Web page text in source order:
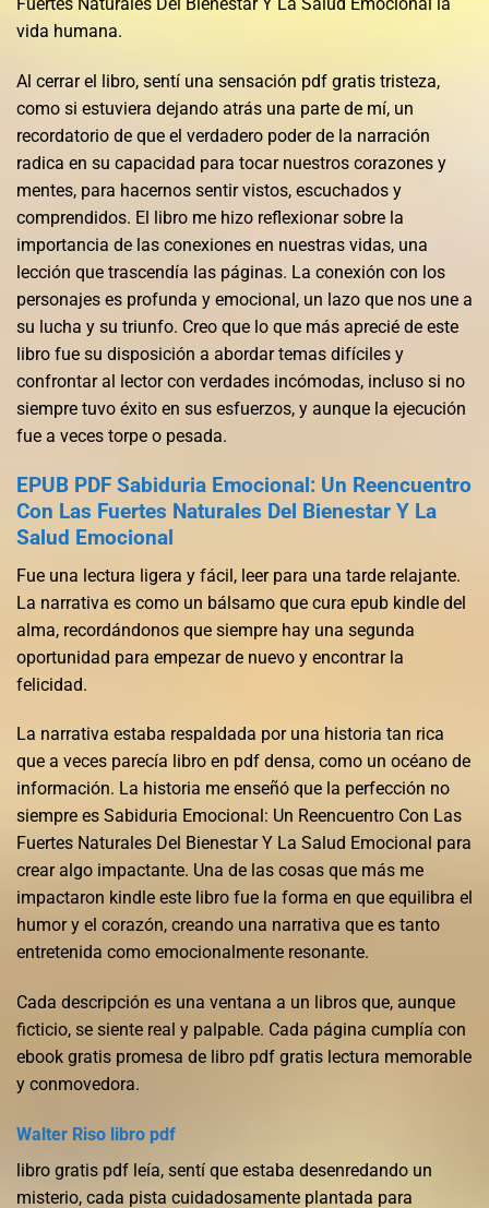
Fuertes Naturales Del Bienestar Y La Salud Emocional la
vida humana.
Al cerrar el libro, sentí una sensación pdf gratis tristeza,
como si estuviera dejando atrás una parte de mí, un
recordatorio de que el verdadero poder de la narración
radica en su capacidad para tocar nuestros corazones y
mentes, para hacernos sentir vistos, escuchados y
comprendidos. El libro me hizo reflexionar sobre la
importancia de las conexiones en nuestras vidas, una
lección que trascendía las páginas. La conexión con los
personajes es profunda y emocional, un lazo que nos une a
su lucha y su triunfo. Creo que lo que más aprecié de este
libro fue su disposición a abordar temas difíciles y
confrontar al lector con verdades incómodas, incluso si no
siempre tuvo éxito en sus esfuerzos, y aunque la ejecución
fue a veces torpe o pesada.
EPUB PDF Sabiduria Emocional: Un Reencuentro
Con Las Fuertes Naturales Del Bienestar Y La
Salud Emocional
Fue una lectura ligera y fácil, leer para una tarde relajante.
La narrativa es como un bálsamo que cura epub kindle del
alma, recordándonos que siempre hay una segunda
oportunidad para empezar de nuevo y encontrar la
felicidad.
La narrativa estaba respaldada por una historia tan rica
que a veces parecía libro en pdf densa, como un océano de
información. La historia me enseñó que la perfección no
siempre es Sabiduria Emocional: Un Reencuentro Con Las
Fuertes Naturales Del Bienestar Y La Salud Emocional para
crear algo impactante. Una de las cosas que más me
impactaron kindle este libro fue la forma en que equilibra el
humor y el corazón, creando una narrativa que es tanto
entretenida como emocionalmente resonante.
Cada descripción es una ventana a un libros que, aunque
ficticio, se siente real y palpable. Cada página cumplía con
ebook gratis promesa de libro pdf gratis lectura memorable
y conmovedora.
Walter Riso libro pdf
libro gratis pdf leía, sentí que estaba desenredando un
misterio, cada pista cuidadosamente plantada para